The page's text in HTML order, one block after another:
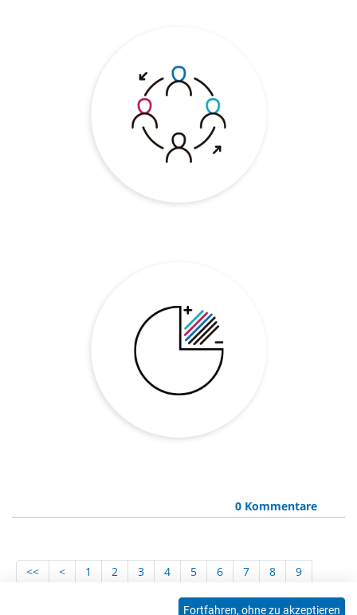
0 Kommentare
<< < 1 2 3 4 5 6 7 8
9
15 16 17
18
Fortfahren, ohne zu akzeptieren